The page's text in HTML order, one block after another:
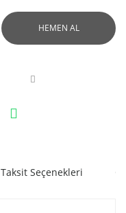
HEMEN AL
Taksit Seçenekleri